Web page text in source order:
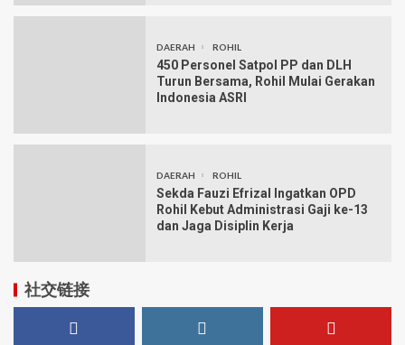
DAERAH ROHIL
450 Personel Satpol PP dan DLH
Turun Bersama, Rohil Mulai Gerakan
Indonesia ASRI
DAERAH ROHIL
Sekda Fauzi Efrizal Ingatkan OPD
Rohil Kebut Administrasi Gaji ke-13
dan Jaga Disiplin Kerja
社交链接